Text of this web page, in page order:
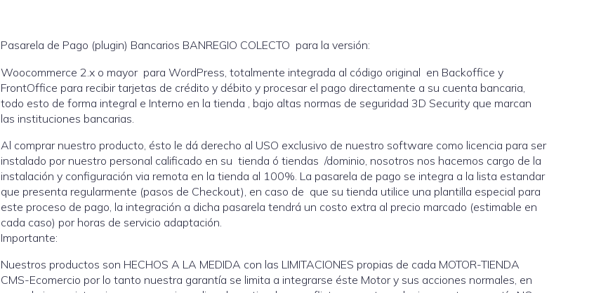
Pasarela de Pago (plugin) Bancarios BANREGIO COLECTO para la versión:
Woocommerce 2.x o mayor para WordPress, totalmente integrada al código original en Backoffice y
FrontOffice para recibir tarjetas de crédito y débito y procesar el pago directamente a su cuenta bancaria,
todo esto de forma integral e Interno en la tienda , bajo altas normas de seguridad 3D Security que marcan
las instituciones bancarias.
Al comprar nuestro producto, ésto le dá derecho al USO exclusivo de nuestro software como licencia para ser
instalado por nuestro personal calificado en su tienda ó tiendas /dominio, nosotros nos hacemos cargo de la
instalación y configuración via remota en la tienda al 100%. La pasarela de pago se integra a la lista estandar
que presenta regularmente (pasos de Checkout), en caso de que su tienda utilice una plantilla especial para
este proceso de pago, la integración a dicha pasarela tendrá un costo extra al precio marcado (estimable en
cada caso) por horas de servicio adaptación.
Importante:
Nuestros productos son HECHOS A LA MEDIDA con las LIMITACIONES propias de cada MOTOR-TIENDA
CMS-Ecomercio por lo tanto nuestra garantía se limita a integrarse éste Motor y sus acciones normales, en